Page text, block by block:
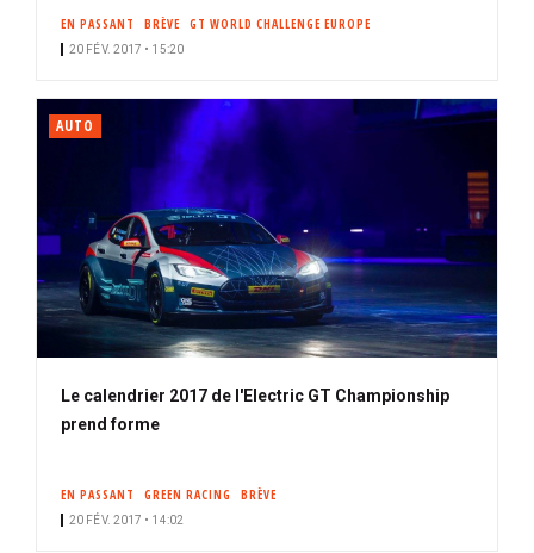
EN PASSANT BRÈVE GT WORLD CHALLENGE EUROPE
20 FÉV. 2017 • 15:20
AUTO
Le calendrier 2017 de l'Electric GT Championship
prend forme
EN PASSANT GREEN RACING BRÈVE
20 FÉV. 2017 • 14:02